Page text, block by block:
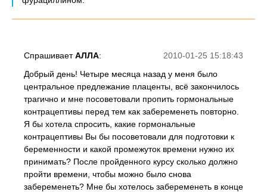
2010-01-25 15:18:43
СпрашиваетАЛЛА:
Добрый день! Четыре месяца назад у меня было
центральное предлежание плаценты, всё закончилось
трагично и мне посоветовали пропить гормональные
контрацептивы перед тем как забеременеть повторно.
Я бы хотела спросить, какие гормональные
контрацептивы Вы бы посоветовали для подготовки к
беременности и какой промежуток времени нужно их
принимать? После пройденного курсу сколько должно
пройти времени, чтобы можно было снова
забеременеть? Мне бы хотелось забеременеть в конце